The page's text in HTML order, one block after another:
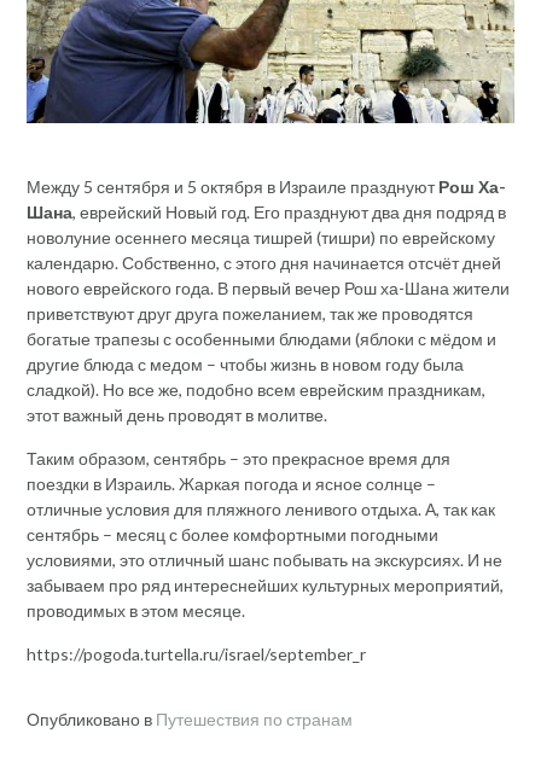
Между 5 сентября и 5 октября в Израиле празднуютРош Ха-
Шана, еврейский Новый год. Его празднуют два дня подряд в
новолуние осеннего месяца тишрей (тишри) по еврейскому
календарю. Собственно, с этого дня начинается отсчёт дней
нового еврейского года. В первый вечер Рош ха-Шана жители
приветствуют друг друга пожеланием, так же проводятся
богатые трапезы с особенными блюдами (яблоки с мёдом и
другие блюда с медом – чтобы жизнь в новом году была
сладкой). Но все же, подобно всем еврейским праздникам,
этот важный день проводят в молитве.
Таким образом, сентябрь – это прекрасное время для
поездки в Израиль. Жаркая погода и ясное солнце –
отличные условия для пляжного ленивого отдыха. А, так как
сентябрь – месяц с более комфортными погодными
условиями, это отличный шанс побывать на экскурсиях. И не
забываем про ряд интереснейших культурных мероприятий,
проводимых в этом месяце.
https://pogoda.turtella.ru/israel/september_r
Опубликовано в Путешествия по странам